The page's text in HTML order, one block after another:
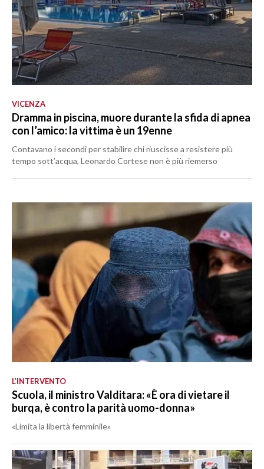
VICENZA
Dramma in piscina, muore durante la sfida di apnea
con l’amico: la vittima è un 19enne
Contavano i secondi per stabilire chi riuscisse a resistere più
tempo sott’acqua, Leonardo Cortese non è più riemerso
L’INTERVENTO
Scuola, il ministro Valditara: «È ora di vietare il
burqa, è contro la parità uomo-donna»
«Limita la libertà femminile»